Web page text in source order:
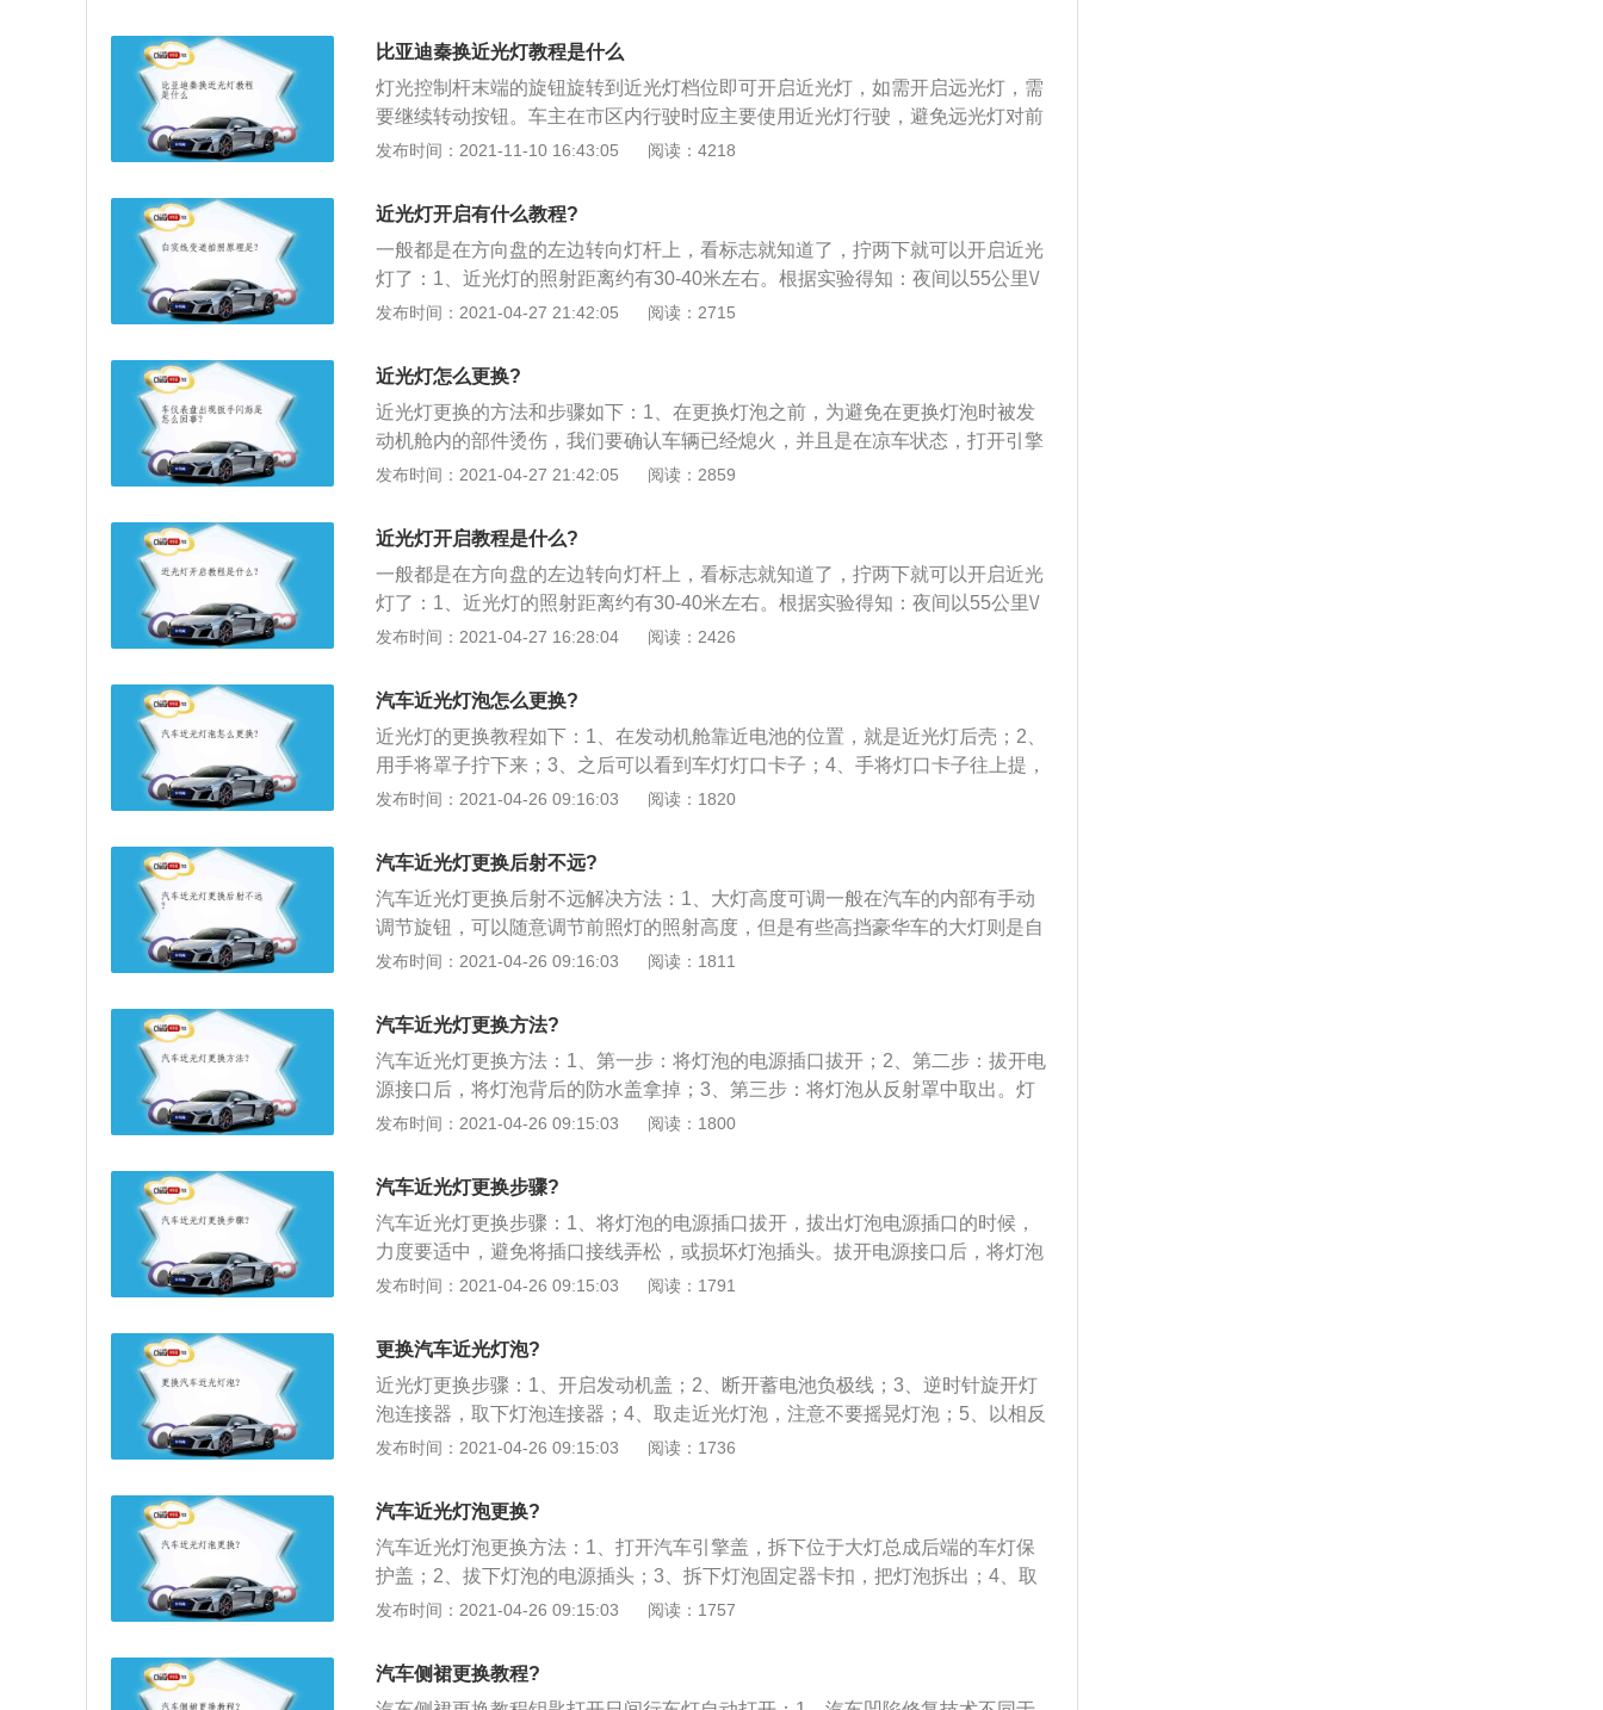
的刹车片后，再将制动钳安装复位回去并且要把制动警报线插好即可，安装完毕
后，必须上车连续踩刹车踏板，直到刹车踏板变硬，下车再次检查刹车油，多抽
少补到储油罐上下线的中间，拧紧储油罐的盖子，放下机盖。一般在正常行驶的
情况下刹车片的寿命为3-5万公里，后制动器的刹车片的使用寿命为12-15万公
里，更换时需要检查磨损程度是不是低于0.3CM厚度，如果低于0.3就要及时更换
时车轮抱死甚至方向失控的情况。
比亚迪秦换近光灯教程是什么
灯光控制杆末端的旋钮旋转到近光灯档位即可开启近光灯，如需开启远光灯，需
要继续转动按钮。车主在市区内行驶时应主要使用近光灯行驶，避免远光灯对前
方和对向车辆产生干扰。还有一个新颖的功能是灯光auto档位，在这个档位下，
近光和远光进行调节。一般来说，车主在驾驶车辆时将档位放在auto即可。禁止
车主在市区内使用远光灯原因有：第一、当车辆使用远光灯时会对前方车辆造成
干扰，前方车辆后视镜上会出现耀眼的光斑影响车辆的驾驶，第二、使用远光灯
会让对向驶来的车辆驾驶员暂时丧失前方的视野，如果此时有不守规矩的行人，
横着马路极其容易造成危险。
发布时间：2021-11-10 16:43:05 阅读：4218
近光灯开启有什么教程?
一般都是在方向盘的左边转向灯杆上，看标志就知道了，拧两下就可以开启近光
灯了：1、近光灯的照射距离约有30-40米左右。根据实验得知：夜间以55公里\/
小时速度行驶时，发现情况立即踩制动，停车距离正好30米；2、即当在近光灯
况及驾驶员反应均良好情形下，如果高于这一车速，车况、路况较差和驾驶员疲
劳反应时间长等情况下，其结果可想而知了；3、因此，夜间行车一定要控制车
速。在平坦宽阔、视线良好的道路上使用远光灯时，车速可适当加快；而在会车
又遇上路面不平或转弯或桥梁或窄路或交叉路口等复杂情况时应减速慢行，车速
一般控制在40公里\/小时以内。
发布时间：2021-04-27 21:42:05 阅读：2715
近光灯怎么更换?
近光灯更换的方法和步骤如下：1、在更换灯泡之前，为避免在更换灯泡时被发
动机舱内的部件烫伤，我们要确认车辆已经熄火，并且是在凉车状态，打开引擎
盖。更换时应戴上手套，既能保护自己的双手，也便于操作；2、将灯泡的电源
出。灯泡一般是由钢丝卡簧固定，某些车型的灯泡还带有塑料底座；3、将新灯
泡放入反射罩，对准灯泡的固定卡位，捏住两边的钢丝卡簧往里推，将新灯泡固
定在反射罩内，重新盖上防水盖，将灯泡电源插上，更换操作便完成了。
发布时间：2021-04-27 21:42:05 阅读：2859
近光灯开启教程是什么?
一般都是在方向盘的左边转向灯杆上，看标志就知道了，拧两下就可以开启近光
灯了：1、近光灯的照射距离约有30-40米左右。根据实验得知：夜间以55公里\/
小时速度行驶时，发现情况立即踩制动，停车距离正好30米；2、即当在近光灯
况及驾驶员反应均良好情形下，如果高于这一车速，车况、路况较差和驾驶员疲
劳反应时间长等情况下，其结果可想而知了；3、因此，夜间行车一定要控制车
速。在平坦宽阔、视线良好的道路上使用远光灯时，车速可适当加快；而在会车
又遇上路面不平或转弯或桥梁或窄路或交叉路口等复杂情况时应减速慢行，车速
一般控制在40公里\/小时以内。
发布时间：2021-04-27 16:28:04 阅读：2426
汽车近光灯泡怎么更换?
近光灯的更换教程如下：1、在发动机舱靠近电池的位置，就是近光灯后壳；2、
用手将罩子拧下来；3、之后可以看到车灯灯口卡子；4、手将灯口卡子往上提，
就能打开卡子；5、之后就可以将近光灯取出来；6、取出来的近光灯；7、按住
发布时间：2021-04-26 09:16:03 阅读：1820
汽车近光灯更换后射不远?
汽车近光灯更换后射不远解决方法：1、大灯高度可调一般在汽车的内部有手动
调节旋钮，可以随意调节前照灯的照射高度，但是有些高挡豪华车的大灯则是自
动水平高度调节，虽然没有手动可调的按钮，但是车辆根据相关传感器可自动进
不仅关乎实际的照射效果，也关乎车辆行驶的安全，一些车的近光灯调得很高，
使对面车辆产生眩光，非常影响安全。同时，如果不能正确调节头灯指向；3、
也会影响头灯的照射范围，以及路面的照射效果。即使是更换一些升级的卤素灯
泡，也最好检查一下头灯是否正确指向，因为灯丝位置的细微变化，也会导致光
型的巨大变化。下面的调整方法不需要借助特殊的设备和仪器，但却能获得正确
发布时间：2021-04-26 09:16:03 阅读：1811
汽车近光灯更换方法?
汽车近光灯更换方法：1、第一步：将灯泡的电源插口拔开；2、第二步：拔开电
源接口后，将灯泡背后的防水盖拿掉；3、第三步：将灯泡从反射罩中取出。灯
泡一般是由钢丝卡簧固定，某些车型的灯泡还带有塑料底座；4、第四步：将新
固定在反射罩内；5、第五步：重新盖上防水盖，将灯泡电源插上，更换操作便
发布时间：2021-04-26 09:15:03 阅读：1800
汽车近光灯更换步骤?
汽车近光灯更换步骤：1、将灯泡的电源插口拔开，拔出灯泡电源插口的时候，
力度要适中，避免将插口接线弄松，或损坏灯泡插头。拔开电源接口后，将灯泡
背后的防水盖拿掉，车灯防水盖的材质多为软胶，也有车型配备的是软塑料材质
射罩中取出，取出灯泡时，需要用手指捏住两边的钢丝卡簧，待灯泡松开后，再
往外抽出灯泡；3、将新灯泡放入反射罩，对准灯泡的固定卡位，灯泡底座上有
若干固定卡位。安装时按取出旧灯泡的步骤逆向操作：捏住钢丝卡簧将灯泡插入
反射罩，对准安装位置后松开卡簧固定灯泡；4、盖上防水盖时，要确保防水盖
边缘和固定位完全贴合。最后，将大灯电源插口接上，更换车灯的操作便完成
发布时间：2021-04-26 09:15:03 阅读：1791
更换汽车近光灯泡?
近光灯更换步骤：1、开启发动机盖；2、断开蓄电池负极线；3、逆时针旋开灯
泡连接器，取下灯泡连接器；4、取走近光灯泡，注意不要摇晃灯泡；5、以相反
的顺序安装新灯泡。
发布时间：2021-04-26 09:15:03 阅读：1736
汽车近光灯泡更换?
汽车近光灯泡更换方法：1、打开汽车引擎盖，拆下位于大灯总成后端的车灯保
护盖；2、拔下灯泡的电源插头；3、拆下灯泡固定器卡扣，把灯泡拆出；4、取
出新灯泡更换，要对准灯座的卡口形状放置以固定好，插上电源，把卡扣扣紧固
重新装回，安装完成。
发布时间：2021-04-26 09:15:03 阅读：1757
汽车侧裙更换教程?